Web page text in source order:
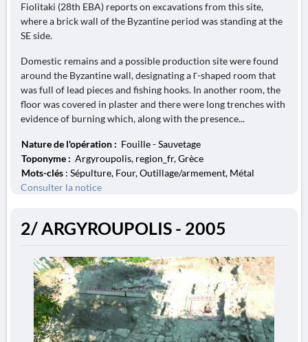
Fiolitaki (28th EBA) reports on excavations from this site,
where a brick wall of the Byzantine period was standing at the
SE side.
Domestic remains and a possible production site were found
around the Byzantine wall, designating a Γ-shaped room that
was full of lead pieces and fishing hooks. In another room, the
floor was covered in plaster and there were long trenches with
evidence of burning which, along with the presence...
Nature de l'opération : Fouille - Sauvetage
Toponyme : Argyroupolis, region_fr, Grèce
Mots-clés : Sépulture, Four, Outillage/armement, Métal
Consulter la notice
2/ ARGYROUPOLIS - 2005